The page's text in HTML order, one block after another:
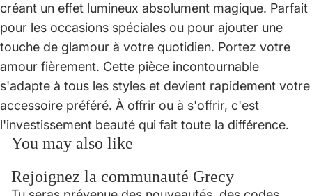
créant un effet lumineux absolument magique. Parfait
pour les occasions spéciales ou pour ajouter une
touche de glamour à votre quotidien. Portez votre
amour fièrement. Cette pièce incontournable
s'adapte à tous les styles et devient rapidement votre
accessoire préféré. À offrir ou à s'offrir, c'est
l'investissement beauté qui fait toute la différence.
You may also like
Rejoignez la communauté Grecy
Politique de confidentialité